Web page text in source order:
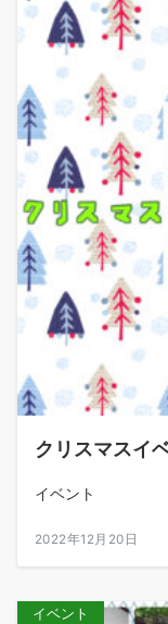
クリスマスイ
イベント
2022年12月20日
イベント